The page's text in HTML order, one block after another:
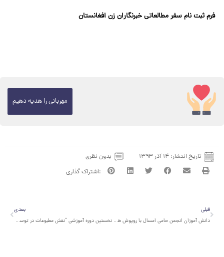
فرم ثبت نام سفر مطالعاتی خبرنگاران زن افغانستان
مهربانی را هدیه دهیم
تاریخ انتشار: ۱۴ آذر ۱۳۹۳ بدون نظری
قبلی
قبلی
دانش آموزان انجمن حامی امسال با روپوش هایی همسان به مدرسه خواهند رفت
بعدی
نخستین دوره آموزشی “نقش مطبوعات در توسعه سیاسی ـ اجتماعی”